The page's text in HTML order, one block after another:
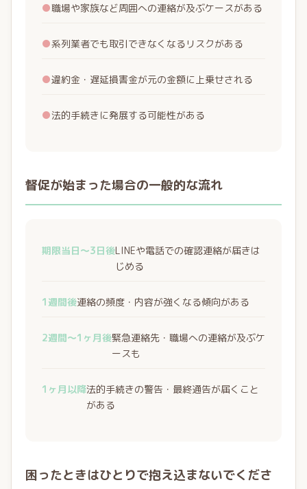
●職場や家族など周囲への連絡が及ぶケースがある
●系列業者でも取引できなくなるリスクがある
●違約金・遅延損害金が元の金額に上乗せされる
●法的手続きに発展する可能性がある
督促が始まった場合の一般的な流れ
期限当日〜3日後LINEや電話での確認連絡が届きは
じめる
1週間後連絡の頻度・内容が強くなる傾向がある
2週間〜1ヶ月後緊急連絡先・職場への連絡が及ぶケ
ースも
1ヶ月以降法的手続きの警告・最終通告が届くこと
がある
困ったときはひとりで抱え込まないでくださ